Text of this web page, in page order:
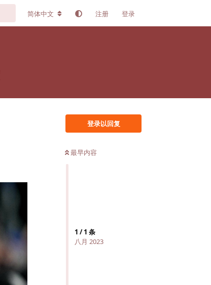
简体中文 注册 登录
登录以回复
最早内容
1 /1 条
八月 2023